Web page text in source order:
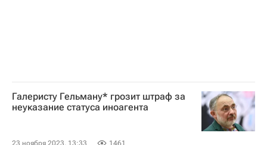
Галеристу Гельману* грозит штраф за
неуказание статуса иноагента
23 ноября 2023, 13:33 1461